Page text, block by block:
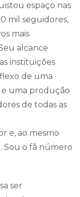
espaço nas
mil seguidores,
mais
alcance
instituições
de uma
uma produção
de todas as
e, ao mesmo
o fã número
ser